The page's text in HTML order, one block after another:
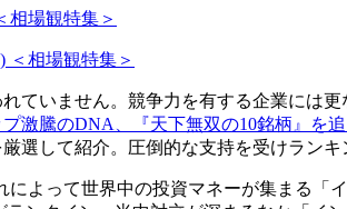
相場観特集＞
＜相場観特集＞
ていません。競争力を有する企業には
激騰のDNA、『天下無双の10銘柄』を
選して紹介。圧倒的な支持を受けランキ
よって世界中の投資マネーが集まる「